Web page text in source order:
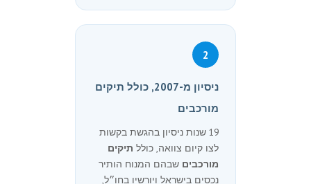
2
ניסיון מ-2007, כולל תיקים
מורכבים
19 שנות ניסיון בהגשת בקשות
לצו קיום צוואה, כולל תיקים
מורכבים שבהם המנוח הותיר
נכסים בישראל ויורשיו בחו״ל,